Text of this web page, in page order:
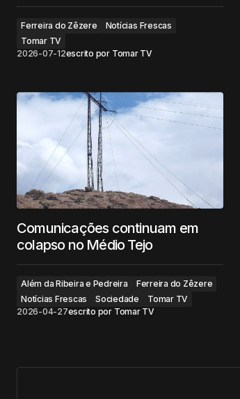
Ferreira do Zêzere
Notícias Frescas
Tomar TV
2026-07-12escrito por Tomar TV
Comunicações continuam em
colapso no Médio Tejo
Além da Ribeira e Pedreira
Ferreira do Zêzere
Notícias Frescas
Sociedade
Tomar TV
2026-04-27escrito por Tomar TV